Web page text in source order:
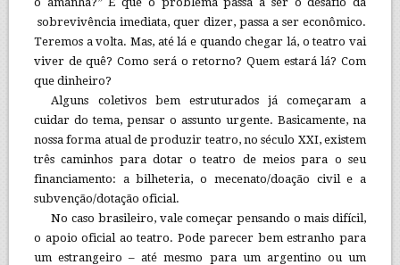
sobrevivência imediata, quer dizer, passa a ser econômico.
Teremos a volta. Mas, até lá e quando chegar lá, o teatro vai
viver de quê? Como será o retorno? Quem estará lá? Com
que dinheiro?
Alguns coletivos bem estruturados já começaram a
cuidar do tema, pensar o assunto urgente. Basicamente, na
nossa forma atual de produzir teatro, no século XXI, existem
três caminhos para dotar o teatro de meios para o seu
financiamento: a bilheteria, o mecenato/doação civil e a
subvenção/dotação oficial.
No caso brasileiro, vale começar pensando o mais difícil,
o apoio oficial ao teatro. Pode parecer bem estranho para
um estrangeiro – até mesmo para um argentino ou um